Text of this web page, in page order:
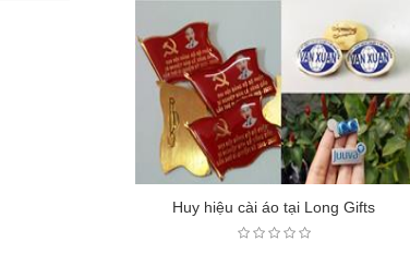
Huy hiệu cài áo tại Long Gifts